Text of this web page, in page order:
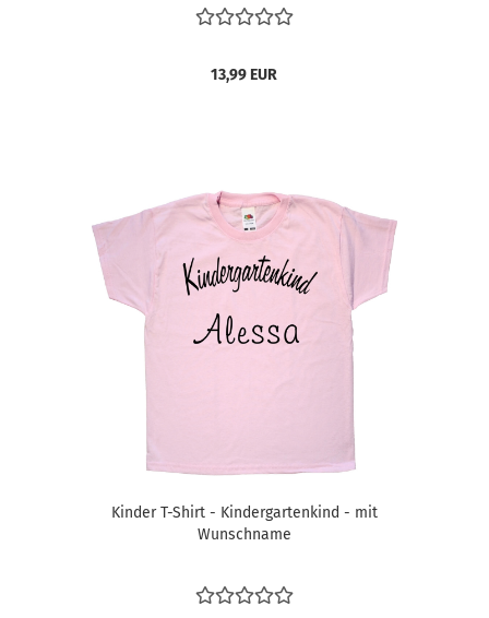
13,99 EUR
Kinder T-Shirt - Kindergartenkind - mit
Wunschname